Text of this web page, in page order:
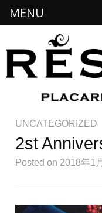
UNCATEGORIZED
2st
Posted on 2018年1
MENU